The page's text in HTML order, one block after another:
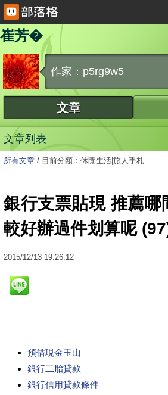
崔芳�
作家：p5rg9w5
文章
文章列表
所有文章 / 目前分類：休閒生活|旅人手札
銀行支票貼現 推薦哪
較好辦過件划算呢
2015/12/13 19:26:12
預借現金玉山
銀行二胎貸款
銀行信用貸款條件